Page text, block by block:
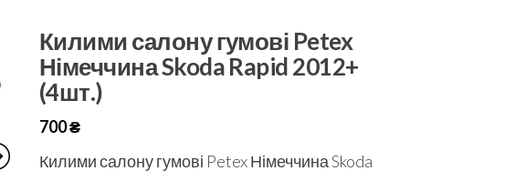
Килими салону гумові Petex
Німеччина Skoda Rapid 2012+
(4шт.)
700₴
Килими салону гумові Petex Німеччина Skoda